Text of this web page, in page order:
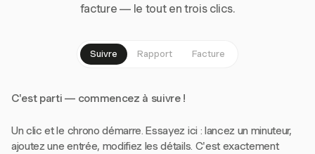
facture — le tout en trois clics.
Suivre Rapport Facture
C'est parti — commencez à suivre !
Un clic et le chrono démarre. Essayez ici : lancez un minuteur,
ajoutez une entrée, modifiez les détails. C'est exactement